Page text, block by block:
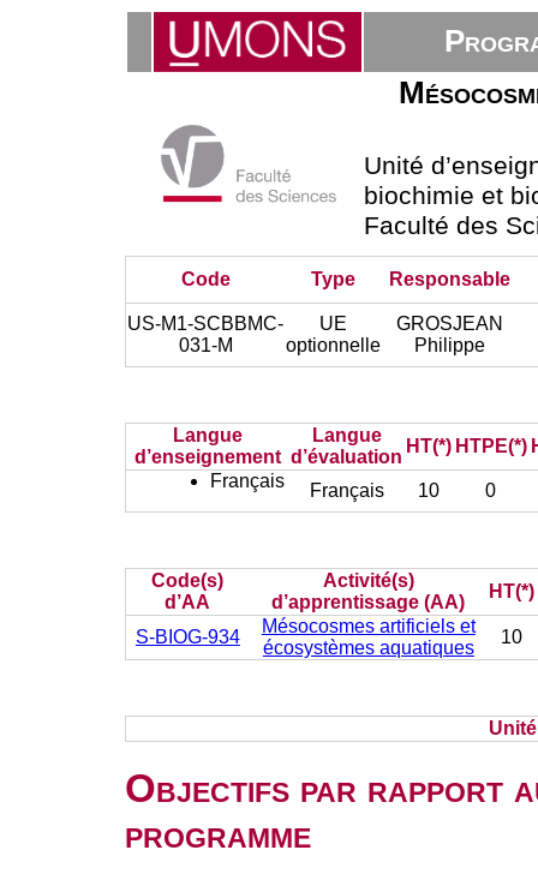
Unité
biochimie et
Faculté des
Code Type Responsable
US-M1-SCBBMC-
031-M
UE
optionnelle
GROSJEAN
Philippe
Langue
d’enseignement
Langue
d’évaluation
HT(*) HTPE(*)
Français
Français 10 0
Code(s)
d’AA
Activité(s)
d’apprentissage (AA)
HT(*)
S-BIOG-934
Mésocosmes artificiels et
écosystèmes aquatiques
10
Objectifs par rapport
programme